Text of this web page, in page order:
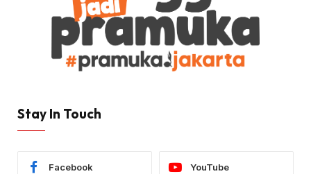
Stay In Touch
Facebook YouTube